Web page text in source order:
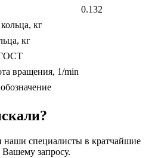
0.132
кг
кг
ГОСТ
вращения, 1/min
специалисты в кратчайшие
Вашему запросу.